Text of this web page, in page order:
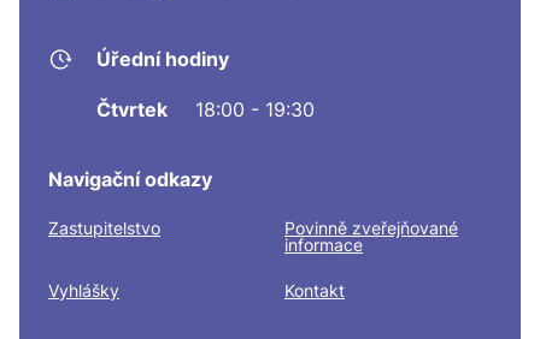
Úřední hodiny
Čtvrtek 18:00 - 19:30
Navigační odkazy
Zastupitelstvo
Povinně zveřejňované
informace
Vyhlášky Kontakt